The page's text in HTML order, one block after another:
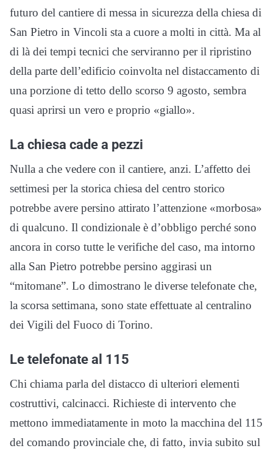
futuro del cantiere di messa in sicurezza della chiesa di
San Pietro in Vincoli sta a cuore a molti in città. Ma al
di là dei tempi tecnici che serviranno per il ripristino
della parte dell’edificio coinvolta nel distaccamento di
una porzione di tetto dello scorso 9 agosto, sembra
quasi aprirsi un vero e proprio «giallo».
La chiesa cade a pezzi
Nulla a che vedere con il cantiere, anzi. L’affetto dei
settimesi per la storica chiesa del centro storico
potrebbe avere persino attirato l’attenzione «morbosa»
di qualcuno. Il condizionale è d’obbligo perché sono
ancora in corso tutte le verifiche del caso, ma intorno
alla San Pietro potrebbe persino aggirasi un
“mitomane”. Lo dimostrano le diverse telefonate che,
la scorsa settimana, sono state effettuate al centralino
dei Vigili del Fuoco di Torino.
Le telefonate al 115
Chi chiama parla del distacco di ulteriori elementi
costruttivi, calcinacci. Richieste di intervento che
mettono immediatamente in moto la macchina del 115
del comando provinciale che, di fatto, invia subito sul